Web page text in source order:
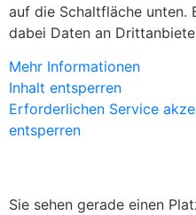
auf die Schaltfläche unten.
dabei Daten an
Mehr Informationen
Inhalt entsperren
Erforderlichen Service
entsperren
Sie sehen gerade einen